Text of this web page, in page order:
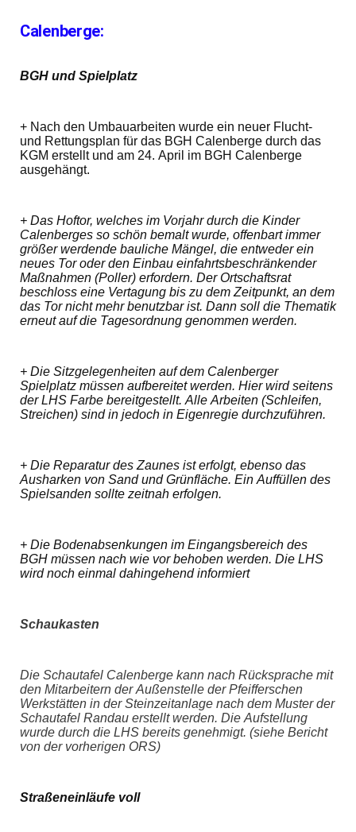
Calenberge:
BGH und Spielplatz
+ Nach den Umbauarbeiten wurde ein neuer Flucht-
und Rettungsplan für das BGH Calenberge durch das
KGM erstellt und am 24. April im BGH Calenberge
ausgehängt.
+ Das Hoftor, welches im Vorjahr durch die Kinder
Calenberges so schön bemalt wurde, offenbart immer
größer werdende bauliche Mängel, die entweder ein
neues Tor oder den Einbau einfahrtsbeschränkender
Maßnahmen (Poller) erfordern. Der Ortschaftsrat
beschloss eine Vertagung bis zu dem Zeitpunkt, an dem
das Tor nicht mehr benutzbar ist. Dann soll die Thematik
erneut auf die Tagesordnung genommen werden.
+ Die Sitzgelegenheiten auf dem Calenberger
Spielplatz müssen aufbereitet werden. Hier wird seitens
der LHS Farbe bereitgestellt. Alle Arbeiten (Schleifen,
Streichen) sind in jedoch in Eigenregie durchzuführen.
+ Die Reparatur des Zaunes ist erfolgt, ebenso das
Ausharken von Sand und Grünfläche. Ein Auffüllen des
Spielsanden sollte zeitnah erfolgen.
+ Die Bodenabsenkungen im Eingangsbereich des
BGH müssen nach wie vor behoben werden. Die LHS
wird noch einmal dahingehend informiert
Schaukasten
Die Schautafel Calenberge kann nach Rücksprache mit
den Mitarbeitern der Außenstelle der Pfeifferschen
Werkstätten in der Steinzeitanlage nach dem Muster der
Schautafel Randau erstellt werden. Die Aufstellung
wurde durch die LHS bereits genehmigt. (siehe Bericht
von der vorherigen ORS)
Straßeneinläufe voll